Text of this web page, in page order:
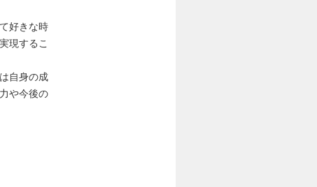
好きな時
現するこ
自身の成
や今後の